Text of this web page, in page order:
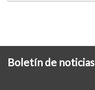
Boletín de noticias